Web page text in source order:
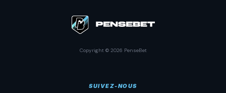
Copyright © 2026 PenseBet
SUIVEZ-NOUS